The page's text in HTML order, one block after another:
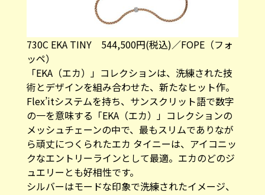
730C EKA TINY 544,500円(税込)／FOPE（フォ
ッペ）
「EKA（エカ）」コレクションは、洗練された技
術とデザインを組み合わせた、新たなヒット作。
Flex’itシステムを持ち、サンスクリット語で数字
の一を意味する「EKA（エカ）」コレクションの
メッシュチェーンの中で、最もスリムでありなが
ら頑丈につくられたエカ タイニーは、アイコニッ
クなエントリーラインとして最適。エカのどのジ
ュエリーとも好相性です。
シルバーはモードな印象で洗練されたイメージ、